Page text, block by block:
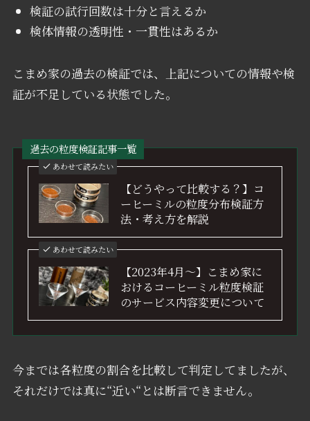
検証の試行回数は十分と言えるか
検体情報の透明性・一貫性はあるか
こまめ家の過去の検証では、上記についての情報や検
証が不足している状態でした。
過去の粒度検証記事一覧
あわせて読みたい
【どうやって比較する？】コ
ーヒーミルの粒度分布検証方
法・考え方を解説
あわせて読みたい
【2023年4月〜】こまめ家に
おけるコーヒーミル粒度検証
のサービス内容変更について
今までは各粒度の割合を比較して判定してましたが、
それだけでは真に“近い“とは断言できません。